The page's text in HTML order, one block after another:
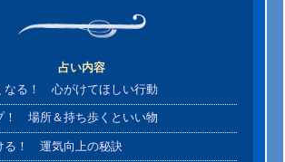
占い内容
なる！ 心がけてほしい行動
！ 場所＆持ち歩くといい物
る！ 運気向上の秘訣